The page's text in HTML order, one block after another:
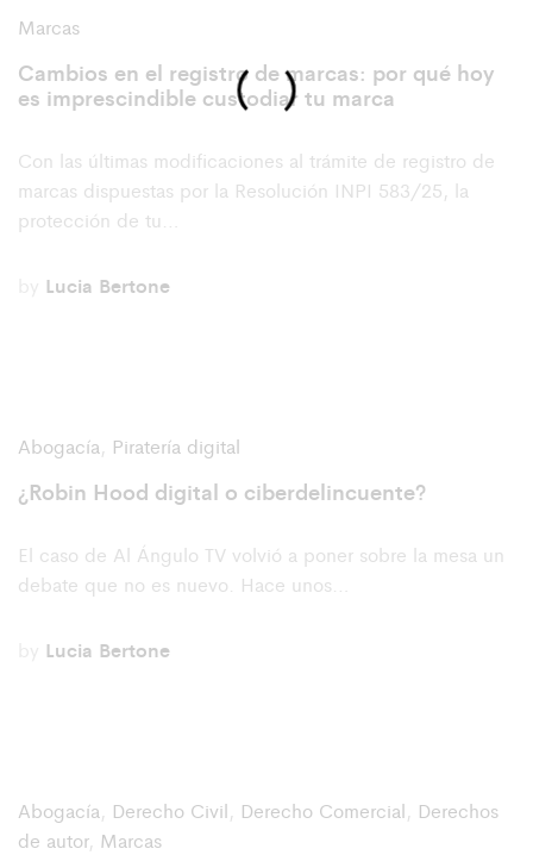
Marcas
Cambios en el registro de marcas: por qué hoy
es imprescindible custodiar tu marca
Con las últimas modificaciones al trámite de registro de
marcas dispuestas por la Resolución INPI 583/25, la
protección de tu…
Lucia Bertone
Abogacía, Piratería digital
¿Robin Hood digital o ciberdelincuente?
El caso de Al Ángulo TV volvió a poner sobre la mesa un
debate que no es nuevo. Hace unos…
Lucia Bertone
Abogacía, Derecho Civil, Derecho Comercial, Derechos
de autor, Marcas